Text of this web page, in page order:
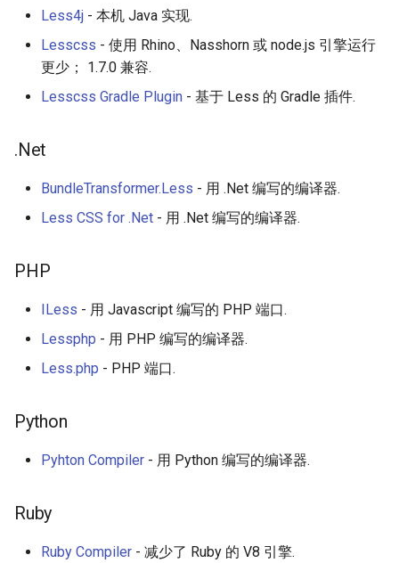
Speakers
Software Patreons
Less4j - 本机 Java 实现.
Lesscss - 使用 Rhino、Nasshorn 或 node.js 引擎运行
更少； 1.7.0 兼容.
Lesscss Gradle Plugin - 基于 Less 的 Gradle 插件.
.Net
BundleTransformer.Less - 用 .Net 编写的编译器.
Less CSS for .Net - 用 .Net 编写的编译器.
PHP
ILess - 用 Ja​​vascript 编写的 PHP 端口.
Lessphp - 用 PHP 编写的编译器.
Less.php - PHP 端口.
Python
Pyhton Compiler - 用 Python 编写的编译器.
Ruby
Ruby Compiler - 减少了 Ruby 的 V8 引擎.